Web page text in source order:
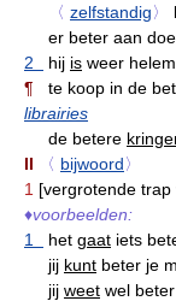
〈 zelfstandig〉
er beter aan
2
hij is weer
¶ te koop in de
librairies
de betere
II
〈 bijwoord〉
1 [vergrotende trap
♦voorbeelden:
1
het gaat iets
jij kunt beter je
jij weet wel beter